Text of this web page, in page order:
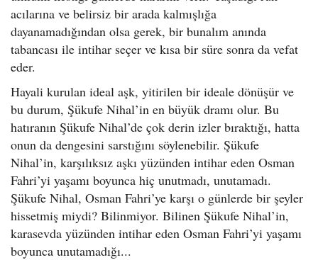
acılarına ve belirsiz bir arada kalmışlığa
dayanamadığından olsa gerek, bir bunalım anında
tabancası ile intihar seçer ve kısa bir süre sonra da vefat
eder.
Hayali kurulan ideal aşk, yitirilen bir ideale dönüşür ve
bu durum, Şükufe Nihal’in en büyük dramı olur. Bu
hatıranın Şükufe Nihal’de çok derin izler bıraktığı, hatta
onun da dengesini sarstığını söylenebilir. Şükufe
Nihal’in, karşılıksız aşkı yüzünden intihar eden Osman
Fahri’yi yaşamı boyunca hiç unutmadı, unutamadı.
Şükufe Nihal, Osman Fahri’ye karşı o günlerde bir şeyler
hissetmiş miydi? Bilinmiyor. Bilinen Şükufe Nihal’in,
karasevda yüzünden intihar eden Osman Fahri’yi yaşamı
boyunca unutamadığı...